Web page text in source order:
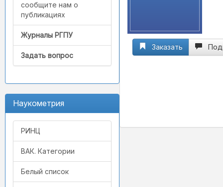
сообщите нам о
публикациях
Журналы РГПУ
Задать вопрос
Наукометрия
РИНЦ
ВАК. Категории
Белый список
Заказать